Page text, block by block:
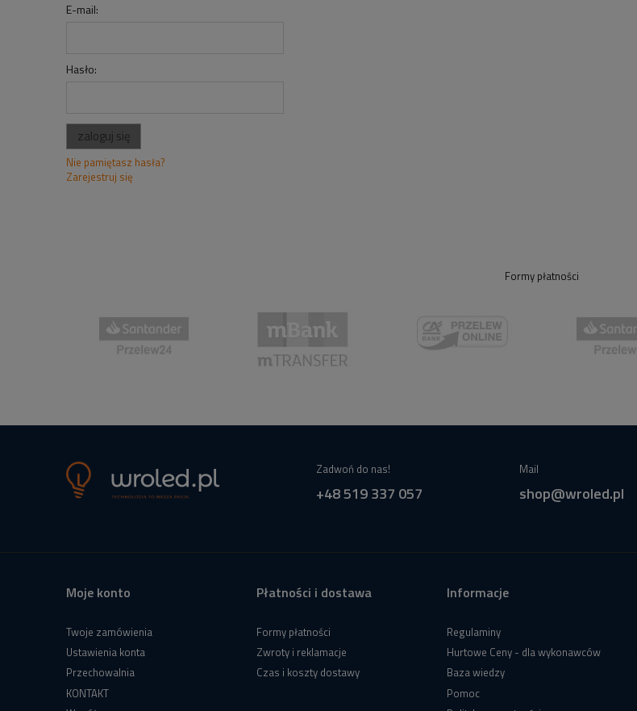
E-mail:
Hasło:
zaloguj się
Nie pamiętasz hasła?
Zarejestruj się
Formy płatności
Zadwoń do nas!
+48 519 337 057
Mail
shop@wroled.pl
Moje konto
Twoje zamówienia
Ustawienia konta
Przechowalnia
KONTAKT
Płatności i dostawa
Formy płatności
Zwroty i reklamacje
Czas i koszty dostawy
Informacje
Regulaminy
Hurtowe Ceny - dla wykonawców
Baza wiedzy
Pomoc